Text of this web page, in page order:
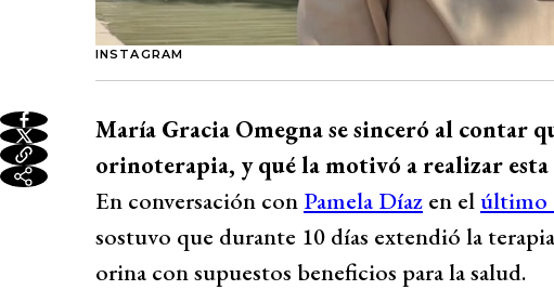
INSTAGRAM
María Gracia Omegna se sinceró al contar
orinoterapia, y qué la motivó a realizar
En conversación con Pamela Díaz en elúltimo
sostuvo que durante 10 días extendió la
orina con supuestos beneficios para la salud.